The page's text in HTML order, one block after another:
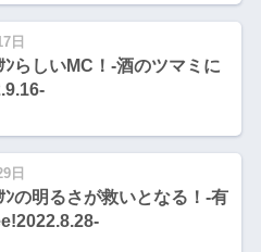
日
ﾝらしいMC！-酒のツマミに
日
ﾝの明るさが救いとなる！-有